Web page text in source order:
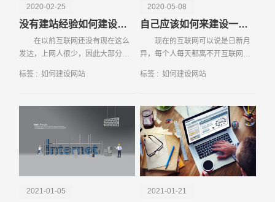
2020-02-25
没有建站经验如何建设网站
在以前互联网还没有现在这么
发达，上网人很少，因此大部分企
联网高速发达，使得全球用户主要
标签 : 如何建设网站
2020-05-08
自己应该如何来建设一个网站
现在的互联网可以说是日新月
异，每个人每天都离不开互联网。
建设网站，想要在互联网上有自己
标签 : 如何建设网站
2021-01-05 2021-01-21
电话 微信号